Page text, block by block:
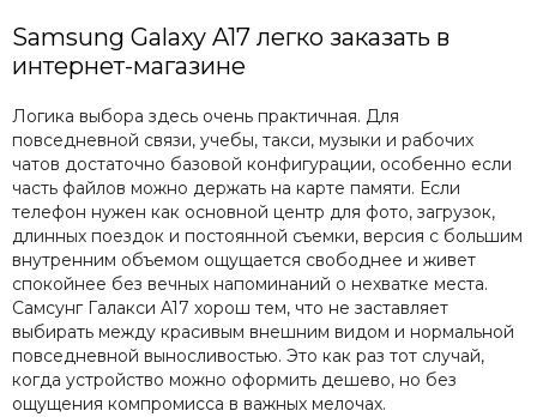
Samsung Galaxy A17 легко заказать в
интернет-магазине
Логика выбора здесь очень практичная. Для
повседневной связи, учебы, такси, музыки и рабочих
чатов достаточно базовой конфигурации, особенно если
часть файлов можно держать на карте памяти. Если
телефон нужен как основной центр для фото, загрузок,
длинных поездок и постоянной съемки, версия с большим
внутренним объемом ощущается свободнее и живет
спокойнее без вечных напоминаний о нехватке места.
Самсунг Галакси A17 хорош тем, что не заставляет
выбирать между красивым внешним видом и нормальной
повседневной выносливостью. Это как раз тот случай,
когда устройство можно оформить дешево, но без
ощущения компромисса в важных мелочах.